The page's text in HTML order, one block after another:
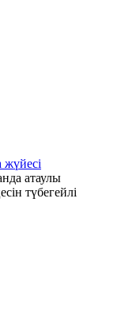
атаулы
түбегейлі